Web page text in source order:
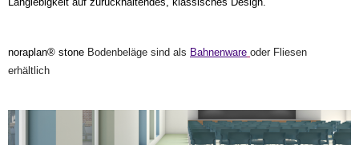
noraplan® stone Bodenbeläge sind als Bahnenware oder Fliesen
erhältlich